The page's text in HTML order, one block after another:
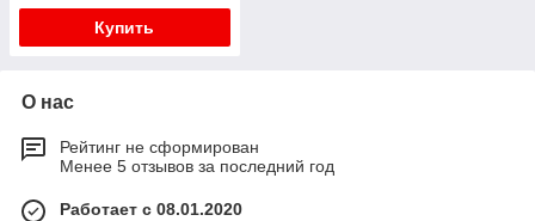
Купить
О нас
Рейтинг не сформирован
Менее 5 отзывов за последний год
Работает с 08.01.2020